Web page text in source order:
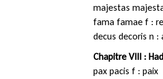
majestas
fama famae f :
decus decoris n :
Chapitre VIII :
pax pacis f : paix